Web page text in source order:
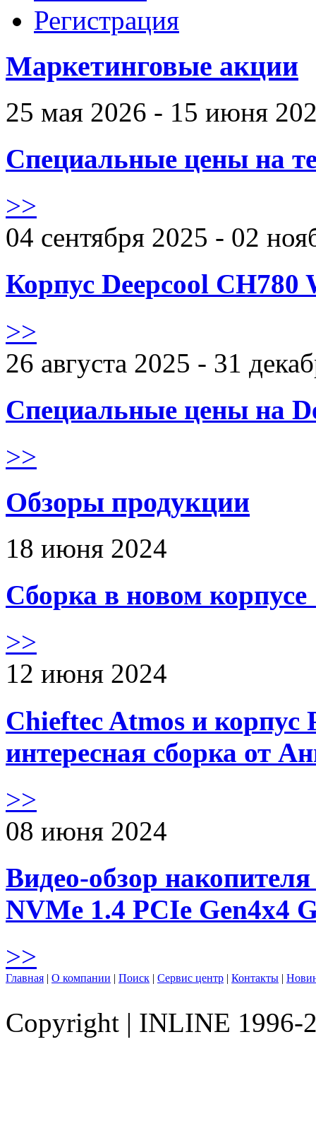
Регистрация
Маркетинговые акции
25 мая 2026 - 15 июня
Специальные цены на
>>
04 сентября 2025 - 02
Корпус Deepcool CH780
>>
26 августа 2025 - 31
Специальные цены на
>>
Обзоры продукции
18 июня 2024
Сборка в новом
>>
12 июня 2024
Chieftec Atmos и корпус
интересная сборка от
>>
08 июня 2024
Видео-обзор
NVMe 1.4 PCIe Gen4х4
>>
Главная | О компании | Поиск | Сервис центр | Контакты |
Copyright | INLINE 1996-